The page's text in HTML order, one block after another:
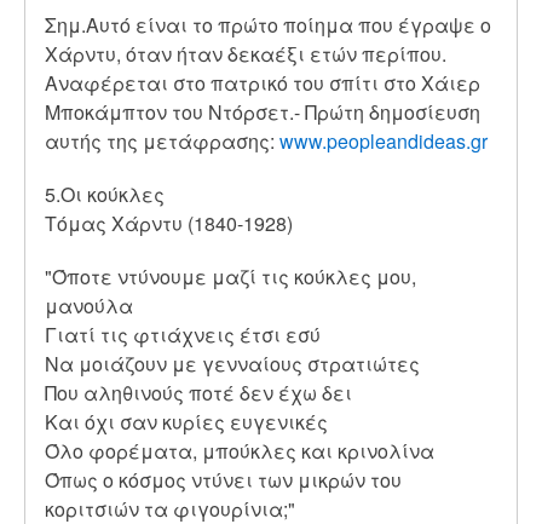
Σημ.Αυτό είναι το πρώτο ποίημα που έγραψε ο
Χάρντυ, όταν ήταν δεκαέξι ετών περίπου.
Αναφέρεται στο πατρικό του σπίτι στο Χάιερ
Μποκάμπτον του Ντόρσετ.- Πρώτη δημοσίευση
αυτής της μετάφρασης: www.peopleandideas.gr
5.Οι κούκλες
Τόμας Χάρντυ (1840-1928)
"Όποτε ντύνουμε μαζί τις κούκλες μου,
μανούλα
Γιατί τις φτιάχνεις έτσι εσύ
Να μοιάζουν με γενναίους στρατιώτες
Που αληθινούς ποτέ δεν έχω δει
Και όχι σαν κυρίες ευγενικές
Όλο φορέματα, μπούκλες και κρινολίνα
Όπως ο κόσμος ντύνει των μικρών του
κοριτσιών τα φιγουρίνια;"